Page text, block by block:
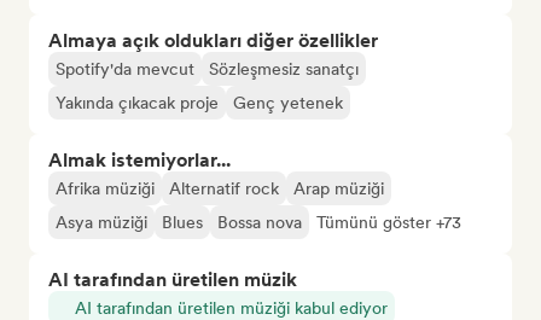
Almaya açık oldukları diğer özellikler
Spotify'da mevcut
Sözleşmesiz sanatçı
Yakında çıkacak proje
Genç yetenek
Almak istemiyorlar...
Afrika müziği Alternatif rock
Arap müziği
Asya müziği
Blues Bossa nova Tümünü göster +73
AI tarafından üretilen müzik
AI tarafından üretilen müziği kabul ediyor